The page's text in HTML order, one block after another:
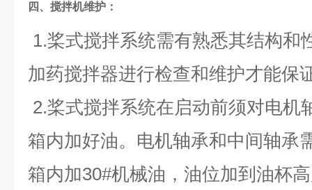
四、搅拌机维护：
1.桨式搅拌系统需有熟悉其结构和
加药搅拌器进行检查和维护才能
2.桨式搅拌系统在启动前须对电机
箱内加好油。电机轴承和中间轴承
箱内加30#机械油，油位加到油杯